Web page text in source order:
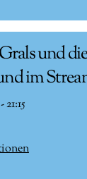
und
im
-21:15